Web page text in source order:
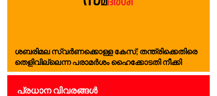
ശബരിമല സ്വര്‍ണക്കൊള്ള കേസ്; തന്ത്രിക്കെതിരെ
തെളിവില്ലെന്ന പരാമര്‍ശം ഹൈക്കോടതി നീക്കി
പ്രധാന വിവരങ്ങൾ